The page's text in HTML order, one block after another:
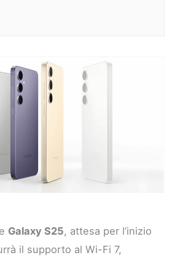
Galaxy S25, attesa per l’inizio
il supporto al Wi-Fi 7,